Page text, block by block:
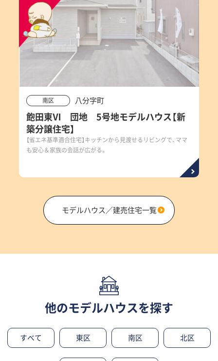
南区 八分字町
飽田東Ⅵ 団地 5号地モデルハウス【新
築分譲住宅】
【省エネ基準適合住宅】キッチンから見渡せるリビングで、ママ
も安心＆家族の会話が広がる。
モデルハウス／建売住宅一覧
他のモデルハウスを探す
すべて 東区 南区 北区